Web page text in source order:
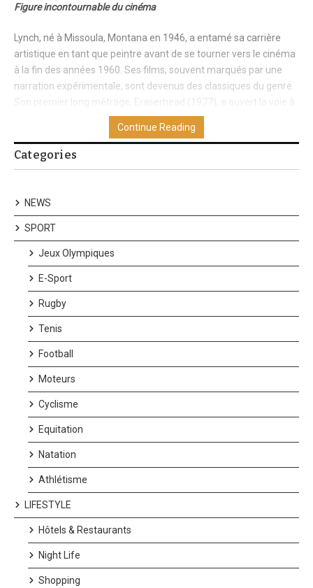
Figure incontournable du cinéma
Lynch, né à Missoula, Montana en 1946, a entamé sa carrière
artistique en tant que peintre avant de se tourner vers le cinéma
à la fin des années 1960. Ses films, souvent marqués par une
narration expérimentale, sont devenus des classiques du genre.
Son premier long métrage, Eraserhead (1977), a ouvert la voie à
d’innombrables succès, dont The Elephant Man (1980), *Blue
Velvetb(1986), et Mulholland Drive (2001).
Influence culturelle éternelle
novatrices dans le monde de la musique et de la mode. En 2020,
il avait reçu un Oscar honorifique pour l’ensemble de sa carrière.
Son engagement pour la méditation transcendantale à travers la
Fondation David Lynch restera également gravé dans les
mémoires.
Continue Reading
Categories
NEWS
SPORT
Jeux Olympiques
E-Sport
Rugby
Tenis
Football
Moteurs
Cyclisme
Equitation
Natation
Athlétisme
LIFESTYLE
Hôtels & Restaurants
Night Life
Shopping